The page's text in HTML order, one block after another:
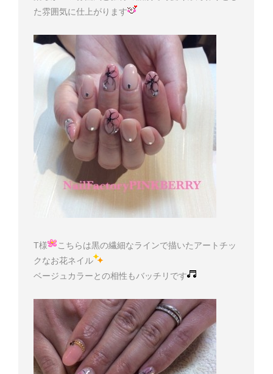
た雰囲気に仕上がります
T様
こちらは黒の繊細なラインで描いたアートチッ
クなお花ネイル
ベージュカラーとの相性もバッチリです